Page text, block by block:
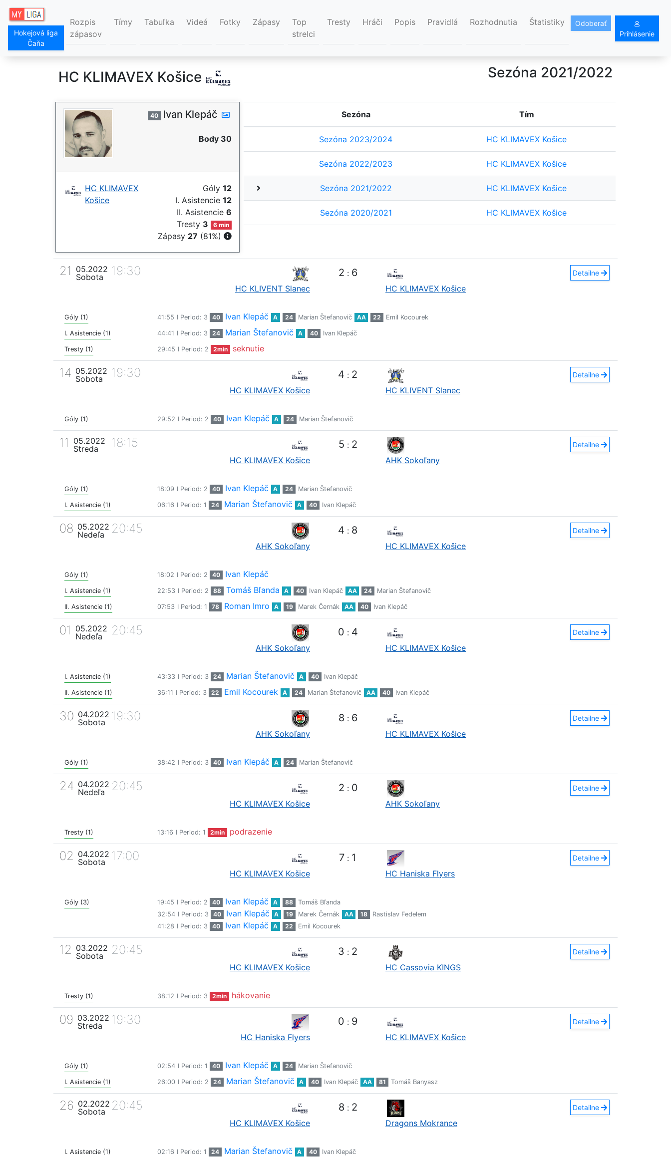
Hokejová liga
Čaňa
Rozpis
zápasov
Tímy Tabuľka Videá Fotky Zápasy
Top
strelci
Tresty Hráči Popis Pravidlá Rozhodnutia Štatistiky
Odoberať
Prihlásenie
HC KLIMAVEX Košice Sezóna 2021/2022
40 Ivan Klepáč
Body 30
HC KLIMAVEX
Košice
Góly 12
I. Asistencie 12
II. Asistencie 6
Tresty 3 6 min
Zápasy 27 (81%)
Sezóna Tím
Sezóna 2023/2024 HC KLIMAVEX Košice
Sezóna 2022/2023 HC KLIMAVEX Košice
Sezóna 2021/2022 HC KLIMAVEX Košice
Sezóna 2020/2021 HC KLIMAVEX Košice
21
05.2022
Sobota
19:30
HC KLIVENT Slanec
2 : 6
HC KLIMAVEX Košice
Detailne
Góly (1) 41:55 I Period: 3 40 Ivan Klepáč A 24 Marian Štefanovič AA 22 Emil Kocourek
I. Asistencie (1) 44:41 I Period: 3 24 Marian Štefanovič A 40 Ivan Klepáč
Tresty (1) 29:45 I Period: 2 2min seknutie
14 05.2022
Sobota
19:30
HC KLIMAVEX Košice
4 : 2
HC KLIVENT Slanec
Detailne
Góly (1) 29:52 I Period: 2 40 Ivan Klepáč A 24 Marian Štefanovič
11
05.2022
Streda
18:15
HC KLIMAVEX Košice
5 : 2
AHK Sokoľany
Detailne
Góly (1) 18:09 I Period: 2 40 Ivan Klepáč A 24 Marian Štefanovič
I. Asistencie (1) 06:16 I Period: 1 24 Marian Štefanovič A 40 Ivan Klepáč
08 05.2022
Nedeľa
20:45
AHK Sokoľany
4 : 8
HC KLIMAVEX Košice
Detailne
Góly (1) 18:02 I Period: 2 40 Ivan Klepáč
I. Asistencie (1) 22:53 I Period: 2 88 Tomáš Bľanda A 40 Ivan Klepáč AA 24 Marian Štefanovič
II. Asistencie (1) 07:53 I Period: 1 78 Roman Imro A 19 Marek Černák AA 40 Ivan Klepáč
01
05.2022
Nedeľa
20:45
AHK Sokoľany
0 : 4
HC KLIMAVEX Košice
Detailne
I. Asistencie (1) 43:33 I Period: 3 24 Marian Štefanovič A 40 Ivan Klepáč
II. Asistencie (1) 36:11 I Period: 3 22 Emil Kocourek A 24 Marian Štefanovič AA 40 Ivan Klepáč
30 04.2022
Sobota
19:30
AHK Sokoľany
8 : 6
HC KLIMAVEX Košice
Detailne
Góly (1) 38:42 I Period: 3 40 Ivan Klepáč A 24 Marian Štefanovič
24 04.2022
Nedeľa
20:45
HC KLIMAVEX Košice
2 : 0
AHK Sokoľany
Detailne
Tresty (1) 13:16 I Period: 1 2min podrazenie
02 04.2022
Sobota
17:00
HC KLIMAVEX Košice
7 : 1
HC Haniska Flyers
Detailne
Góly (3) 19:45 I Period: 2 40 Ivan Klepáč A 88
Tomáš Bľanda
32:54 I Period: 3 40 Ivan Klepáč A 19 Marek Černák AA 18
Rastislav Fedelem
41:28 I Period: 3 40 Ivan Klepáč A 22 Emil Kocourek
12 03.2022
Sobota
20:45
HC KLIMAVEX Košice
3 : 2
HC Cassovia KINGS
Detailne
Tresty (1) 38:12 I Period: 3 2min hákovanie
09 03.2022
Streda
19:30
HC Haniska Flyers
0 : 9
HC KLIMAVEX Košice
Detailne
Góly (1) 02:54 I Period: 1 40 Ivan Klepáč A 24 Marian Štefanovič
I. Asistencie (1) 26:00 I Period: 2 24 Marian Štefanovič A 40 Ivan Klepáč AA 81 Tomáš Banyasz
26 02.2022
Sobota
20:45
HC KLIMAVEX Košice
8 : 2
Dragons Mokrance
Detailne
I. Asistencie (1) 02:16 I Period: 1 24 Marian Štefanovič A 40 Ivan Klepáč